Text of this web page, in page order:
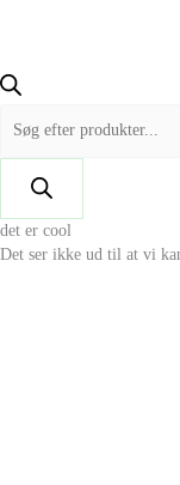
det er cool
Det ser ikke ud til at vi